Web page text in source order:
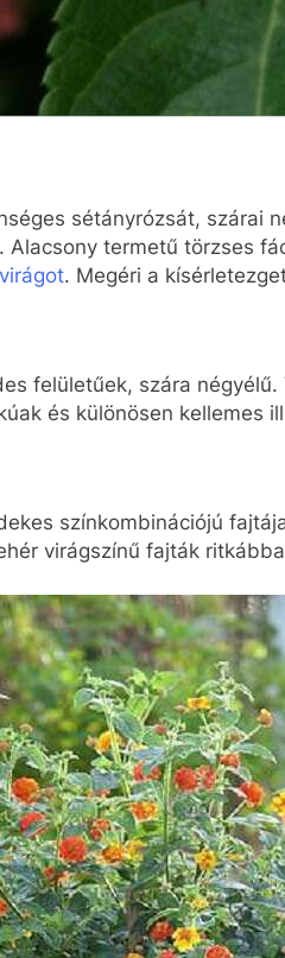
sétányrózsát, szárai
termetű törzses
. Megéri a
felületűek, szára
és különösen kellemes
színkombinációjú
virágszínű fajták